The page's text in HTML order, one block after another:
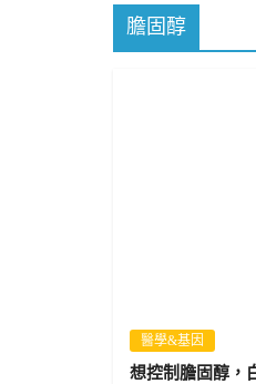
膽固醇
醫學&基因
想控制膽固醇，